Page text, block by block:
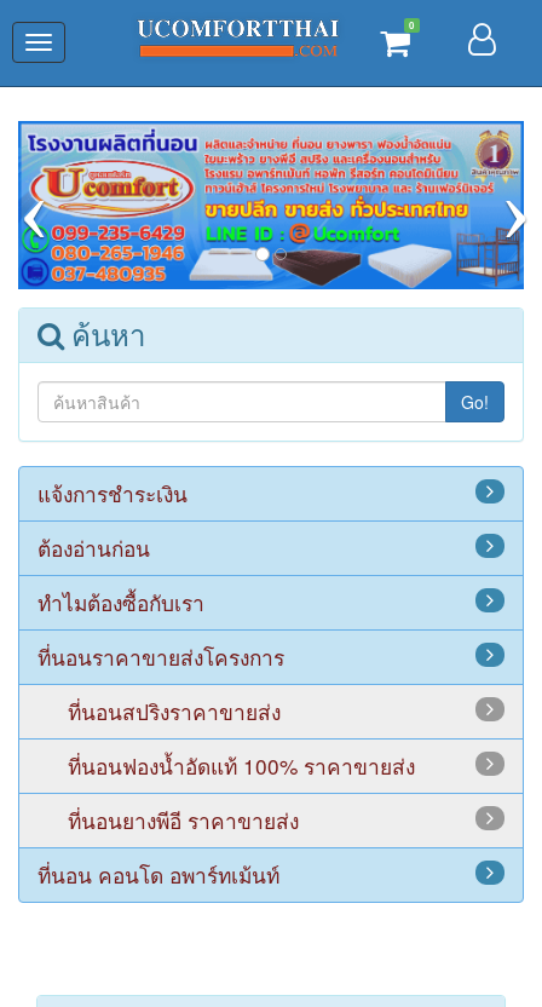
Toggle
navigation
0
ค้นหา
Go!
แจ้งการชำระเงิน
ต้องอ่านก่อน
ทำไมต้องซื้อกับเรา
ที่นอนราคาขายส่งโครงการ
ที่นอนสปริงราคาขายส่ง
ที่นอนฟองน้ำอัดแท้ 100% ราคาขายส่ง
ที่นอนยางพีอี ราคาขายส่ง
ที่นอน คอนโด อพาร์ทเม้นท์